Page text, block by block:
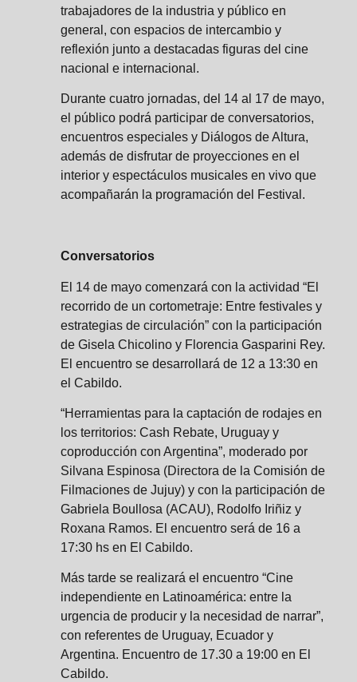
trabajadores de la industria y público en
general, con espacios de intercambio y
reflexión junto a destacadas figuras del cine
nacional e internacional.
Durante cuatro jornadas, del 14 al 17 de mayo,
el público podrá participar de conversatorios,
encuentros especiales y Diálogos de Altura,
además de disfrutar de proyecciones en el
interior y espectáculos musicales en vivo que
acompañarán la programación del Festival.
Conversatorios
El 14 de mayo comenzará con la actividad “El
recorrido de un cortometraje: Entre festivales y
estrategias de circulación” con la participación
de Gisela Chicolino y Florencia Gasparini Rey.
El encuentro se desarrollará de 12 a 13:30 en
el Cabildo.
“Herramientas para la captación de rodajes en
los territorios: Cash Rebate, Uruguay y
coproducción con Argentina”, moderado por
Silvana Espinosa (Directora de la Comisión de
Filmaciones de Jujuy) y con la participación de
Gabriela Boullosa (ACAU), Rodolfo Iriñiz y
Roxana Ramos. El encuentro será de 16 a
17:30 hs en El Cabildo.
Más tarde se realizará el encuentro “Cine
independiente en Latinoamérica: entre la
urgencia de producir y la necesidad de narrar”,
con referentes de Uruguay, Ecuador y
Argentina. Encuentro de 17.30 a 19:00 en El
Cabildo.